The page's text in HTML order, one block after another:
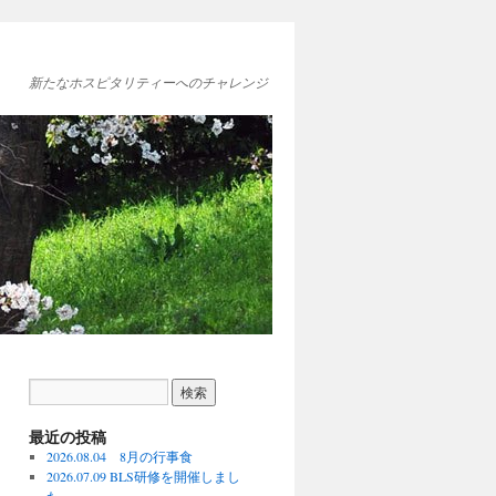
新たなホスピタリティーへのチャレンジ
最近の投稿
2026.08.04 8月の行事食
2026.07.09 BLS研修を開催しまし